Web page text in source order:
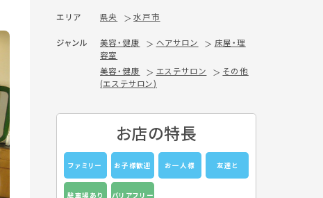
エリア 県央 水戸市
ジャンル 美容・健康 ヘアサロン
床屋・理
容室
美容・健康
エステサロン
その他
(エステサロン)
お店の特長
ファミリー お子様歓迎 お一人様 友達と
駐車場あり バリアフリー